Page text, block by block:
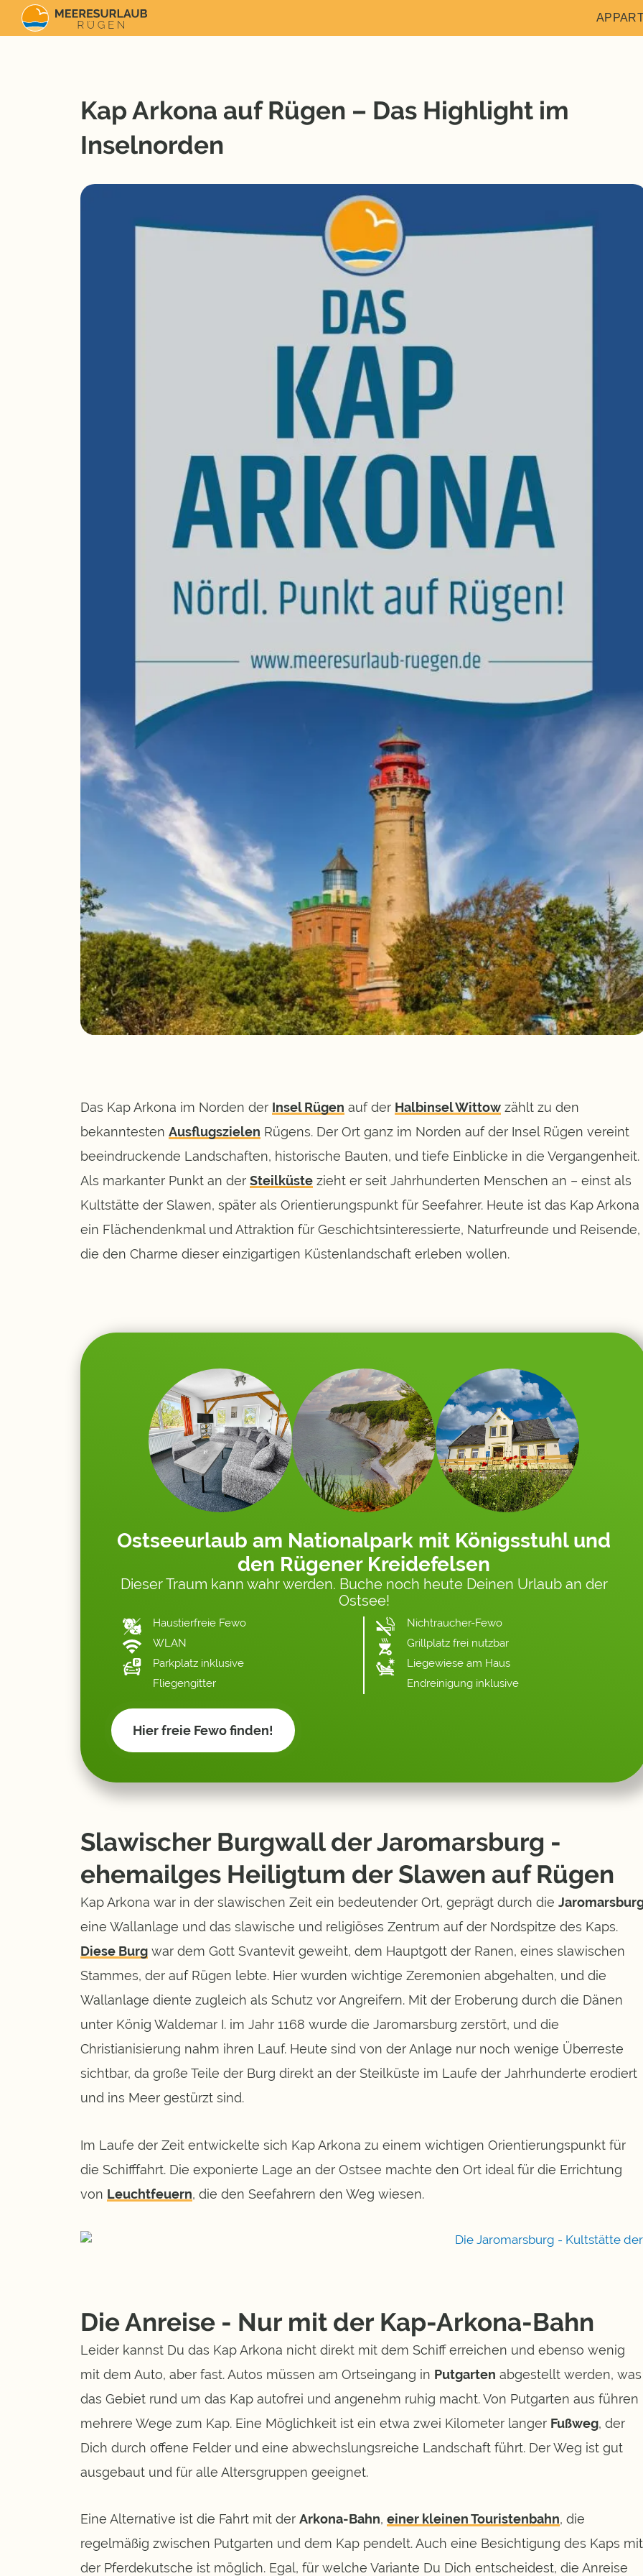
Kap Arkona auf Rügen – Das Highlight im
Inselnorden
Das Kap Arkona im Norden der Insel Rügen auf der Halbinsel Wittow zählt zu den
bekanntesten Ausflugszielen Rügens. Der Ort ganz im Norden auf der Insel Rügen vereint
beeindruckende Landschaften, historische Bauten, und tiefe Einblicke in die Vergangenheit.
Als markanter Punkt an der Steilküste zieht er seit Jahrhunderten Menschen an – einst als
Kultstätte der Slawen, später als Orientierungspunkt für Seefahrer. Heute ist das Kap Arkona
ein Flächendenkmal undAttraktion für Geschichtsinteressierte, Naturfreunde und Reisende,
die den Charme dieser einzigartigen Küstenlandschaft erleben wollen.
Ostseeurlaub am Nationalpark mit Königsstuhl und
den Rügener Kreidefelsen
Dieser Traum kann wahr werden. Buche noch heute Deinen Urlaub an der
Ostsee!
Haustierfreie Fewo
WLAN
Parkplatz inklusive
Fliegengitter
Nichtraucher-Fewo
Grillplatz frei nutzbar
Liegewiese am Haus
Endreinigung inklusive
Hier freie Fewo finden!
Slawischer Burgwall der Jaromarsburg -
ehemailges Heiligtum der Slawen auf Rügen
Kap Arkona war in der slawischen Zeit ein bedeutender Ort, geprägt durch die
eine Wallanlage und das slawische und religiöses Zentrum auf der Nordspitze des Kaps.
Diese Burg war dem Gott Svantevit geweiht, dem Hauptgott der Ranen, eines slawischen
Stammes, der auf Rügen lebte. Hier wurden wichtige Zeremonien abgehalten, und die
Wallanlage diente zugleich als Schutz vor Angreifern. Mit der Eroberung durch die Dänen
unter König Waldemar I. im Jahr 1168 wurde die Jaromarsburg zerstört, und die
Christianisierung nahm ihren Lauf. Heute sind von der Anlage nur noch wenige Überreste
sichtbar, da große Teile der Burg direkt an der Steilküste im Laufe der Jahrhunderte erodiert
und ins Meer gestürzt sind.
Im Laufe der Zeit entwickelte sich Kap Arkona zu einem wichtigen Orientierungspunkt für
die Schifffahrt. Die exponierte Lage an der Ostsee machte den Ort ideal für die Errichtung
von Leuchtfeuern, die den Seefahrern den Weg wiesen.
Die Anreise - Nur mit der Kap-Arkona-Bahn
Leider kannst Du das Kap Arkona nicht direkt mit dem Schiff erreichen und ebenso wenig
mit dem Auto, aber fast.Autos müssen am Ortseingang in Putgarten abgestellt werden, was
das Gebiet rund um das Kap autofrei und angenehm ruhig macht. Von Putgarten aus führen
mehrere Wege zum Kap. Eine Möglichkeit ist ein etwa zwei Kilometer langer Fußweg, der
Dich durch offene Felder und eine abwechslungsreiche Landschaft führt. Der Weg ist gut
ausgebaut und für alle Altersgruppen geeignet.
Eine Alternative ist die Fahrt mit der Arkona-Bahn, einer kleinen Touristenbahn, die
regelmäßig zwischen Putgarten und dem Kap pendelt. Auch eine Besichtigung des Kaps mit
der Pferdekutsche ist möglich. Egal, für welche Variante Du Dich entscheidest, die Anreise